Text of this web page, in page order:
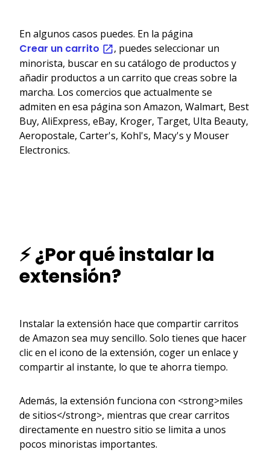
En algunos casos puedes. En la página
Crear un carrito
, puedes seleccionar un
minorista, buscar en su catálogo de productos y
añadir productos a un carrito que creas sobre la
marcha. Los comercios que actualmente se
admiten en esa página son Amazon, Walmart, Best
Buy, AliExpress, eBay, Kroger, Target, Ulta Beauty,
Aeropostale, Carter's, Kohl's, Macy's y Mouser
Electronics.
⚡ ¿Por qué instalar la
extensión?
Instalar la extensión hace que compartir carritos
de Amazon sea muy sencillo. Solo tienes que hacer
clic en el icono de la extensión, coger un enlace y
compartir al instante, lo que te ahorra tiempo.
Además, la extensión funciona con <strong>miles
de sitios</strong>, mientras que crear carritos
directamente en nuestro sitio se limita a unos
pocos minoristas importantes.